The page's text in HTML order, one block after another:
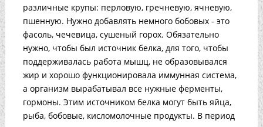
различные крупы: перловую, гречневую, ячневую,
пшенную. Нужно добавлять немного бобовых - это
фасоль, чечевица, сушеный горох. Обязательно
нужно, чтобы был источник белка, для того, чтобы
поддерживалась работа мышц, не образовывался
жир и хорошо функционировала иммунная система,
а организм вырабатывал все нужные ферменты,
гормоны. Этим источником белка могут быть яйца,
рыба, бобовые, кисломолочные продукты. В период